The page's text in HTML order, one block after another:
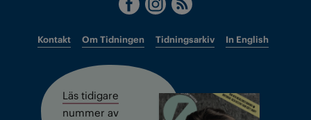
Kontakt Om Tidningen Tidningsarkiv In English
Läs tidigare
nummer av